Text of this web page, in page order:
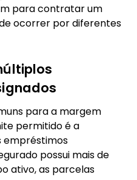
para contratar um
ocorrer por diferentes
para a margem
permitido é a
empréstimos
possui mais de
ativo, as parcelas